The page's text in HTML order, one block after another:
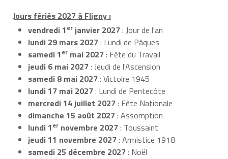
Jours fériés 2027 à Fligny :
vendredi 1er janvier 2027: Jour de l'an
lundi 29 mars 2027: Lundi de Pâques
samedi 1er mai 2027: Fête du Travail
jeudi 6 mai 2027: Jeudi de l'Ascension
samedi 8 mai 2027: Victoire 1945
lundi 17 mai 2027: Lundi de Pentecôte
mercredi 14 juillet 2027: Fête Nationale
dimanche 15 août 2027: Assomption
lundi 1er novembre 2027: Toussaint
jeudi 11 novembre 2027: Armistice 1918
samedi 25 décembre 2027: Noël